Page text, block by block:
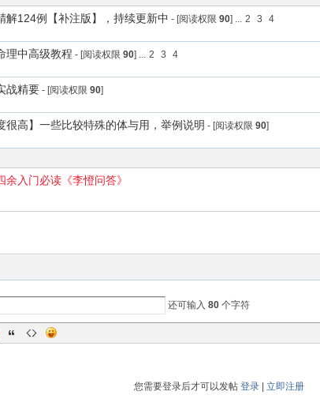
解124例【补注版】，持续更新中 - [阅读权限 90] ... 2 3 4
理中高级教程 - [阅读权限 90] ... 2 3 4
战精要 - [阅读权限 90]
很高】一些比较特殊的体与用，举例说明 - [阅读权限 90]
余入门必读《李憕问答》
还可输入 80 个字符
您需要登录后才可以发帖 登录 立即注册